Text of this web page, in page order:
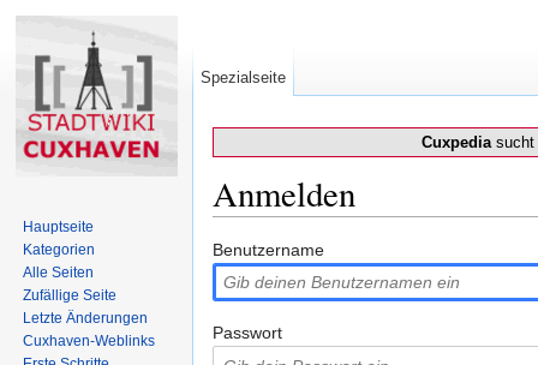
Cuxpediasucht
Anmelden
Benutzername
Passwort
Spezialseite
Hauptseite
Kategorien
Alle Seiten
Zufällige Seite
Letzte Änderungen
Cuxhaven-Weblinks